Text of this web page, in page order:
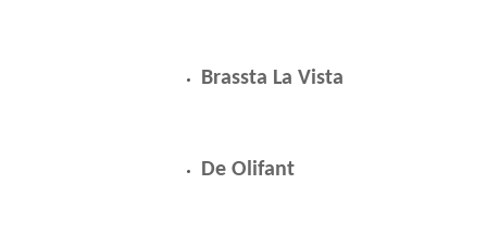
Brassta La Vista
De Olifant